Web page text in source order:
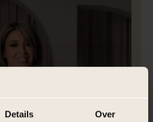
Details Over